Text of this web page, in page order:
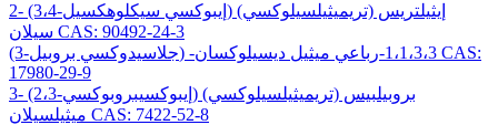
2- (3،4-إيبوكسي سيكلوهكسيل) إيثيلتريس (تريميثيلسيلوكسي)
سيلان CAS: 90492-24-3
(3-جلاسيدوكسي بروبيل) -1،1،3،3-رباعي ميثيل ديسيلوكسان CAS:
17980-29-9
3- (2،3-إيبوكسيبروبوكسي) بروبيلبيس (تريميثيلسيلوكسي)
ميثيلسيلان CAS: 7422-52-8